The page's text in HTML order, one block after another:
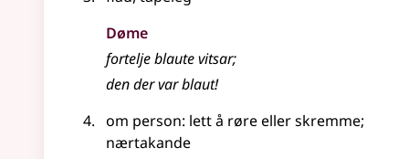
Døme
fortelje blaute vitsar;
den der var blaut!
om person: lett å røreellerskremme;
nærtakande